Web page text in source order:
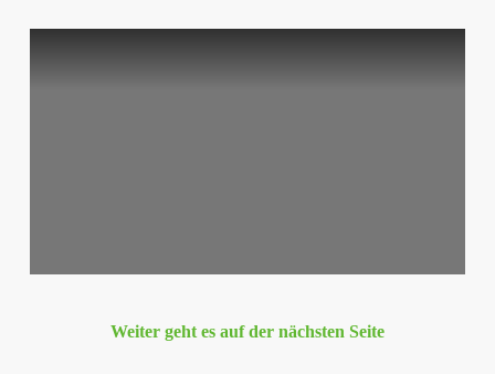
Weiter geht es auf der nächsten Seite